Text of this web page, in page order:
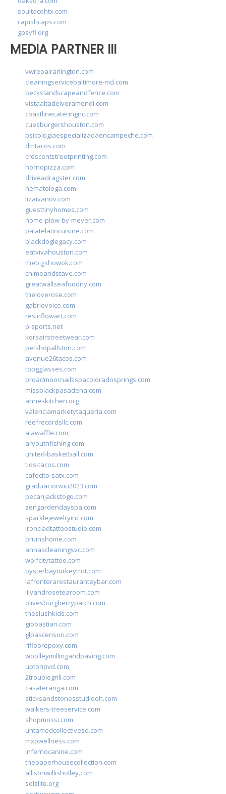
soultacohtx.com
capishcaps.com
gpsyfl.org
MEDIA PARTNER III
vwrepairarlington.com
cleaningservicebaltimore-md.com
beckslandscapeandfence.com
vistaaltadelveramendi.com
coastlinecateringnc.com
cuesburgershouston.com
psicologiaespecializadaencampeche.com
dmtacos.com
crescentstreetprinting.com
hornopizza.com
driveadragster.com
hematologa.com
lizaivanov.com
guesttinyhomes.com
home-plow-by-meyer.com
palatelatincuisine.com
blackdoglegacy.com
eatvivahouston.com
thebigshowok.com
chimeandstave.com
greatwallseafoodny.com
theloverose.com
gabriovoice.com
resinflowart.com
p-sports.net
korsairstreetwear.com
petshopallston.com
avenue26tacos.com
topgglasses.com
broadmoornailsspacoloradosprings.com
missblackpasadena.com
anneskitchen.org
valenciamarketytaqueria.com
reefrecordsllc.com
alawaffle.com
aryouthfishing.com
united-basketball.com
tios-tacos.com
cafecito-satx.com
graduacionviu2023.com
pecanjackstogo.com
zengardendayspa.com
sparklejewelryinc.com
ironcladtattoostudio.com
bruinshome.com
annascleaningsvc.com
wolfcitytattoo.com
oysterbayturkeytrot.com
lafronterarestauranteybar.com
lilyandrosetearoom.com
olivesburgberrypatch.com
theslushkids.com
giobastian.com
glpascensori.com
rifloorepoxy.com
woolleymillingandpaving.com
uptonpvd.com
2troublegrill.com
casateranga.com
sticksandstonesstudiooh.com
walkers-treeservice.com
shopmossi.com
untamedcollectivesd.com
mxpwellness.com
infernocanine.com
thepaperhousecollection.com
allisonwillisholley.com
solslite.org